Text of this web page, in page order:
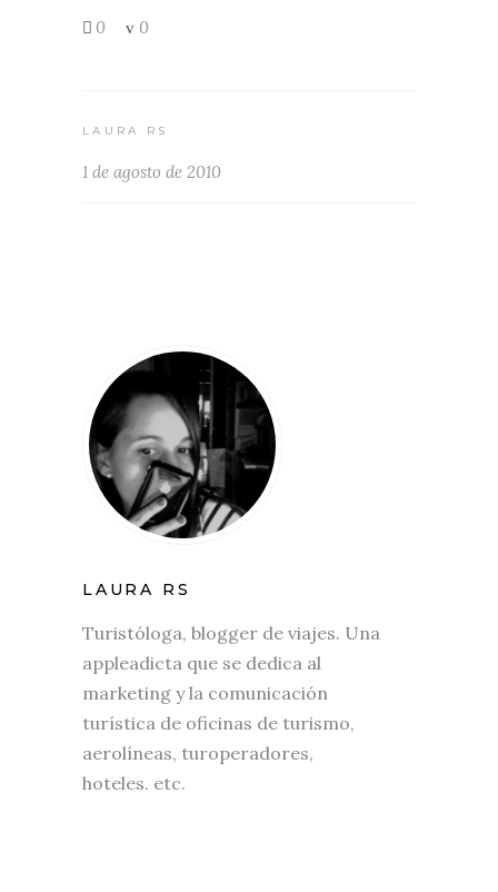
0 0
LAURA RS
1 de agosto de 2010
LAURA RS
Turistóloga, blogger de viajes. Una
appleadicta que se dedica al
marketing y la comunicación
turística de oficinas de turismo,
aerolíneas, turoperadores,
hoteles. etc.